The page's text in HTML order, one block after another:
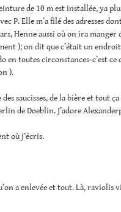
de 10 m est installée, ya
P. Elle m’a filé des adresses
Henne aussi où on ira manger
); on dit que c’était un
toutes circonstances-c’est ce
).
saucisses, de la bière et tout
de Doeblin. J’adore
où j’écris.
a enlevée et tout. Là, raviolis